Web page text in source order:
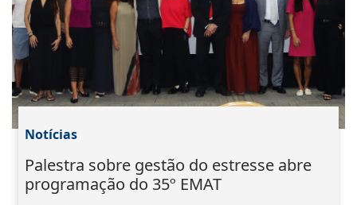
Notícias
Palestra sobre gestão do estresse abre
programação do 35º EMAT